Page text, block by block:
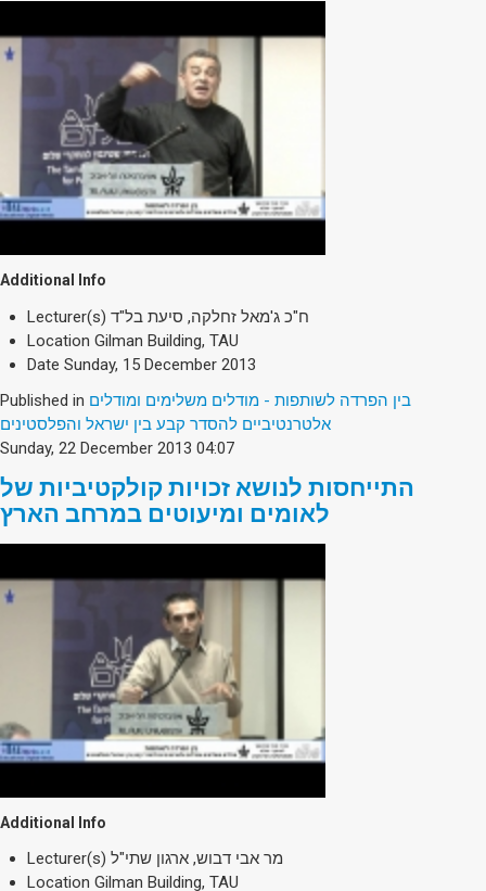
Additional Info
Lecturer(s) ח"כ ג'מאל זחלקה, סיעת בל"ד
Location Gilman Building, TAU
Date Sunday, 15 December 2013
Published in בין הפרדה לשותפות - מודלים משלימים ומודלים
אלטרנטיביים להסדר קבע בין ישראל והפלסטינים
Sunday, 22 December 2013 04:07
התייחסות לנושא זכויות קולקטיביות של
לאומים ומיעוטים במרחב הארץ
Additional Info
Lecturer(s) מר אבי דבוש, ארגון שתי"ל
Location Gilman Building, TAU